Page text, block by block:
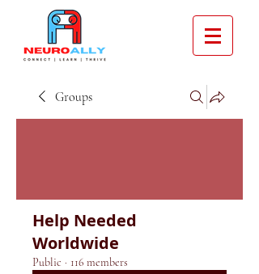
Groups
Help Needed
Worldwide
Public · 116 members